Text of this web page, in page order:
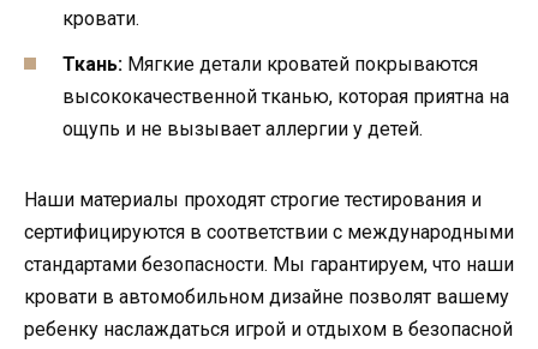
кровати.
Ткань: Мягкие детали кроватей покрываются
высококачественной тканью, которая приятна на
ощупь и не вызывает аллергии у детей.
Наши материалы проходят строгие тестирования и
сертифицируются в соответствии с международными
стандартами безопасности. Мы гарантируем, что наши
кровати в автомобильном дизайне позволят вашему
ребенку наслаждаться игрой и отдыхом в безопасной